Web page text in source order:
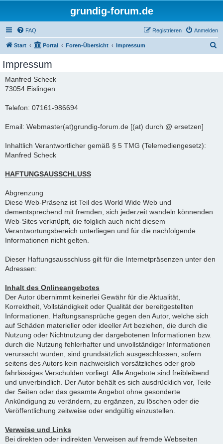
grundig-forum.de
FAQ Anmelden
Registrieren
Start Portal Foren-Übersicht Impressum
Impressum
Manfred Scheck
73054 Eislingen
Telefon: 07161-986694
Email: Webmaster(at)grundig-forum.de [(at) durch @ ersetzen]
Inhaltlich Verantwortlicher gemäß § 5 TMG (Telemediengesetz):
Manfred Scheck
HAFTUNGSAUSSCHLUSS
Abgrenzung
Diese Web-Präsenz ist Teil des World Wide Web und
dementsprechend mit fremden, sich jederzeit wandeln könnenden
Web-Sites verknüpft, die folglich auch nicht diesem
Verantwortungsbereich unterliegen und für die nachfolgende
Informationen nicht gelten.
Dieser Haftungsausschluss gilt für die Internetpräsenzen unter den
Adressen:
Inhalt des Onlineangebotes
Der Autor übernimmt keinerlei Gewähr für die Aktualität,
Korrektheit, Vollständigkeit oder Qualität der bereitgestellten
Informationen. Haftungsansprüche gegen den Autor, welche sich
auf Schäden materieller oder ideeller Art beziehen, die durch die
Nutzung oder Nichtnutzung der dargebotenen Informationen bzw.
durch die Nutzung fehlerhafter und unvollständiger Informationen
verursacht wurden, sind grundsätzlich ausgeschlossen, sofern
seitens des Autors kein nachweislich vorsätzliches oder grob
fahrlässiges Verschulden vorliegt. Alle Angebote sind freibleibend
und unverbindlich. Der Autor behält es sich ausdrücklich vor, Teile
der Seiten oder das gesamte Angebot ohne gesonderte
Ankündigung zu verändern, zu ergänzen, zu löschen oder die
Veröffentlichung zeitweise oder endgültig einzustellen.
Verweise und Links
Bei direkten oder indirekten Verweisen auf fremde Webseiten